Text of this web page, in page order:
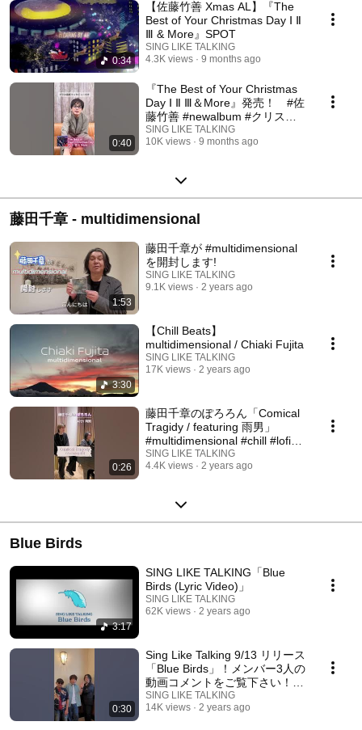
0:34
【佐藤竹善 Xmas AL】『The
Best of Your Christmas Day Ⅰ Ⅱ
Ⅲ & More』SPOT
SING LIKE TALKING
4.3K views
9 months ago
0:40
『The Best of Your Christmas
Day Ⅰ Ⅱ Ⅲ＆More』発売！ #佐
藤竹善 #newalbum #クリスマ
ス #christmassongs
SING LIKE TALKING
10K views
9 months ago
藤田千章 - multidimensional
1:53
藤田千章が #multidimensional
を開封します!
SING LIKE TALKING
9.1K views
2 years ago
3:30
【Chill Beats】
multidimensional / Chiaki Fujita
SING LIKE TALKING
17K views
2 years ago
0:26
藤田千章のぽろろん「Comical
Tragidy / featuring 雨男」
#multidimensional #chill #lofi
#beats
SING LIKE TALKING
4.4K views
2 years ago
Blue Birds
3:17
SING LIKE TALKING「Blue
Birds (Lyric Video)」
SING LIKE TALKING
62K views
2 years ago
0:30
Sing Like Talking 9/13 リリース
「Blue Birds」！メンバー3人の
動画コメントをご覧下さい！！
#shorts
SING LIKE TALKING
14K views
2 years ago